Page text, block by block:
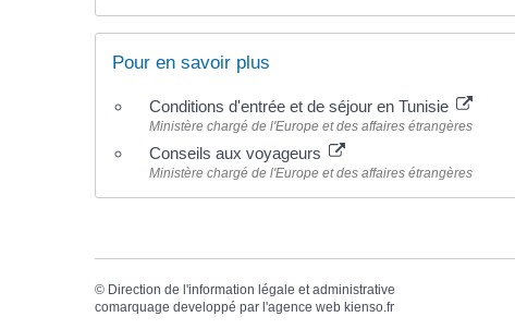
Pour en savoir plus
Conditions d'entrée et de séjour en Tunisie
Ministère chargé de l'Europe et des affaires étrangères
Conseils aux voyageurs
Ministère chargé de l'Europe et des affaires étrangères
© Direction de l'information légale et administrative
comarquage developpé par l'agence web kienso.fr